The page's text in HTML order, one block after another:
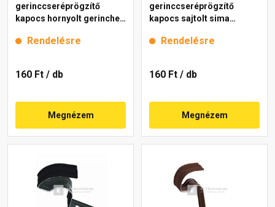
gerinccseréprögzítő
kapocs hornyolt gerinchez
Rendelésre
160 Ft / db
Megnézem
gerinccseréprögzítő
kapocs sajtolt sima
Rendelésre
160 Ft / db
Megnézem